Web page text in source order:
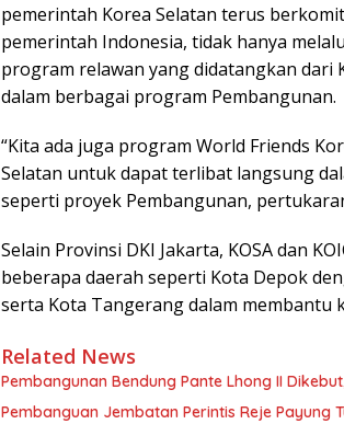
pemerintah Korea Selatan terus
pemerintah Indonesia, tidak hanya
program relawan yang didatangkan
dalam berbagai program Pembangunan.
“Kita ada juga program World Friends
Selatan untuk dapat terlibat langsung
seperti proyek Pembangunan,
Selain Provinsi DKI Jakarta, KOSA dan
beberapa daerah seperti Kota Depok
serta Kota Tangerang dalam membantu
Related News
Pembangunan Bendung Pante Lhong II
Pembanguan Jembatan Perintis Reje Payung